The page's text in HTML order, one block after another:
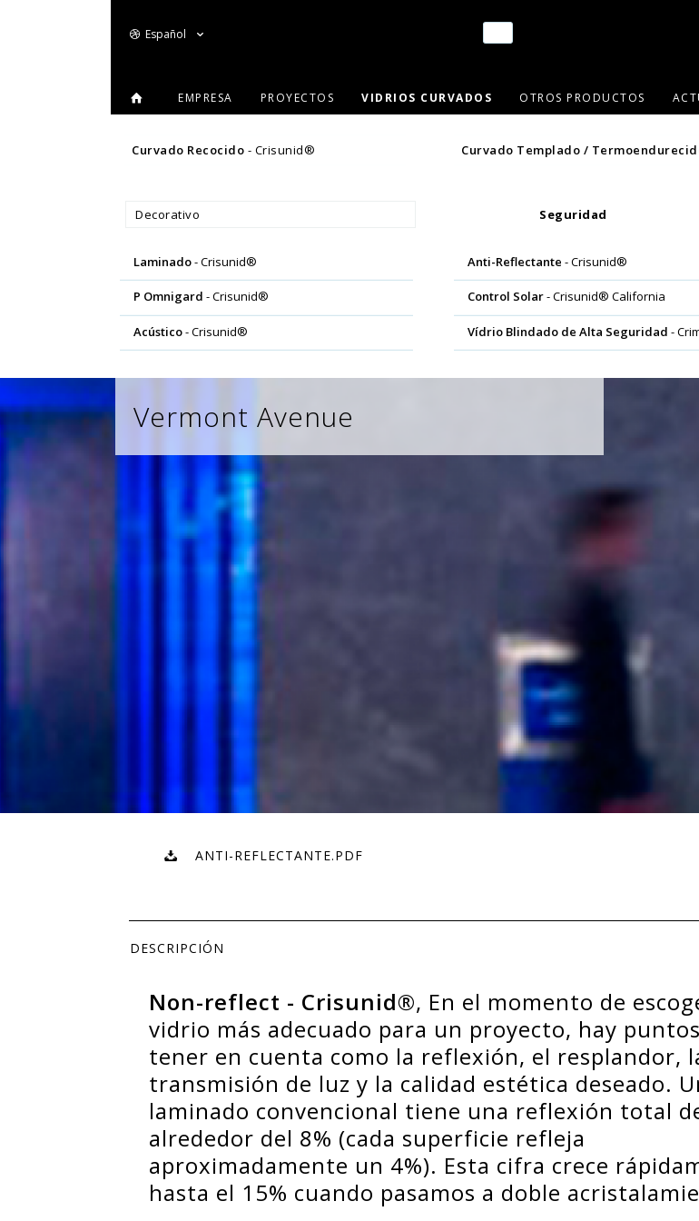
Español
EMPRESA PROYECTOS VIDRIOS CURVADOS OTROS PRODUCTOS
Curvado Recocido - Crisunid® Curvado Templado /
Decorativo Seguridad
Laminado- Crisunid® Anti-Reflectante- Crisunid®
P Omnigard - Crisunid® Control Solar- Crisunid® California
Acústico- Crisunid® Vídrio Blindado de Alta Seguridad-
Vermont Avenue
ANTI-REFLECTANTE.PDF
DESCRIPCIÓN
Non-reflect - Crisunid®, En el momento de
vidrio más adecuado para un proyecto, hay
tener en cuenta como la reflexión, el resplandor,
transmisión de luz y la calidad estética deseado.
laminado convencional tiene una reflexión total
alrededor del 8% (cada superficie refleja
aproximadamente un 4%). Esta cifra crece
hasta el 15% cuando pasamos a doble